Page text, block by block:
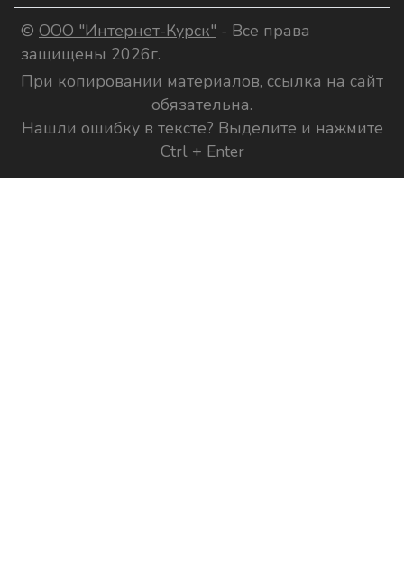
© ООО "Интернет-Курск" - Все права
защищены 2026г.
При копировании материалов, ссылка на сайт
обязательна.
Нашли ошибку в тексте? Выделите и нажмите
Ctrl + Enter